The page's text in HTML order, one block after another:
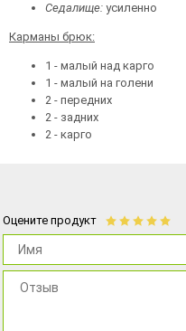
Седалище: усиленно
Карманы брюк:
1 - малый над карго
1 - малый на голени
2 - передних
2 - задних
2 - карго
Оцените продукт